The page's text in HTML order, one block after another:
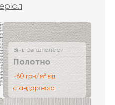
Вінілові шпалери
Полотно
+60 грн/м² від
стандартного